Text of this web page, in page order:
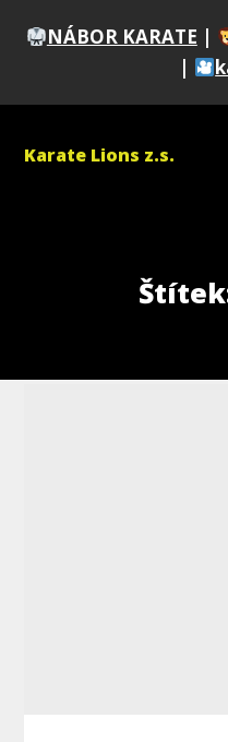
NÁBOR KARATE |
|
Karate Lions z.s.